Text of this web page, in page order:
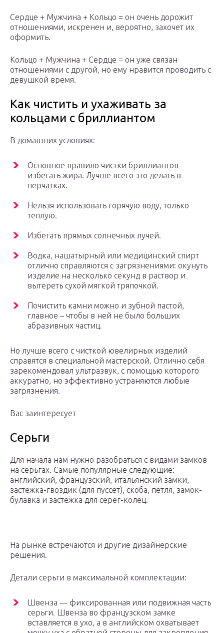
Сердце + Мужчина + Кольцо = он очень дорожит
отношениями, искренен и, вероятно, захочет их
оформить.
Кольцо + Мужчина + Сердце = он уже связан
отношениями с другой, но ему нравится проводить с
девушкой время.
Как чистить и ухаживать за
кольцами с бриллиантом
В домашних условиях:
Основное правило чистки бриллиантов –
избегать жира. Лучше всего это делать в
перчатках.
Нельзя использовать горячую воду, только
теплую.
Избегать прямых солнечных лучей.
Водка, нашатырный или медицинский спирт
отлично справляются с загрязнениями: окунуть
изделие на несколько секунд в раствор и
вытереть сухой мягкой тряпочкой.
Почистить камни можно и зубной пастой,
главное – чтобы в ней не было больших
абразивных частиц.
Но лучше всего с чисткой ювелирных изделий
справятся в специальной мастерской. Отлично себя
зарекомендовал ультразвук, с помощью которого
аккуратно, но эффективно устраняются любые
загрязнения.
Вас заинтересует
Серьги
Для начала нам нужно разобраться с видами замков
на серьгах. Самые популярные следующие:
английский, французский, итальянский замки,
застежка-гвоздик (для пуссет), скоба, петля, замок-
булавка и застежка для серег-колец.
На рынке встречаются и другие дизайнерские
решения.
Детали серьги в максимальной комплектации:
Швенза — фиксированная или подвижная часть
серьги. Швенза во французском замке
вставляется в ухо, а в английском охватывает